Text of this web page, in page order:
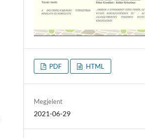
PDF HTML
Megjelent
2021-06-29